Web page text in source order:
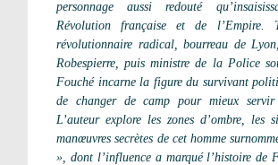
personnage aussi redouté
Révolution française et de l’Empire.
révolutionnaire radical, bourreau de
Robespierre, puis ministre de la Police
Fouché incarne la figure du survivant
de changer de camp pour mieux servir
L’auteur explore les zones d’ombre, les
manœuvres secrètes de cet homme
», dont l’influence a marqué l’histoire de